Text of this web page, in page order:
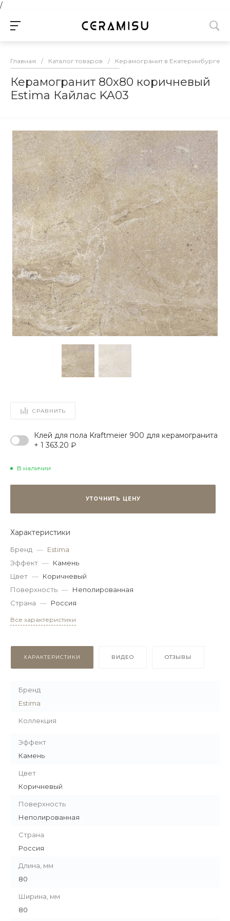
/
Главная / Каталог товаров / Керамогранит в Екатеринбурге
Керамогранит 80х80 коричневый
Estima Кайлас KA03
СРАВНИТЬ
Клей для пола Kraftmeier 900 для керамогранита
+ 1 363.20 ₽
В наличии
УТОЧНИТЬ ЦЕНУ
Характеристики
Бренд — Estima
Эффект — Камень
Цвет — Коричневый
Поверхность — Неполированная
Страна — Россия
Все характеристики
ХАРАКТЕРИСТИКИ ВИДЕО ОТЗЫВЫ
Бренд
Estima
Коллекция
Эффект
Камень
Цвет
Коричневый
Поверхность
Неполированная
Страна
Россия
Длина, мм
80
Ширина, мм
80